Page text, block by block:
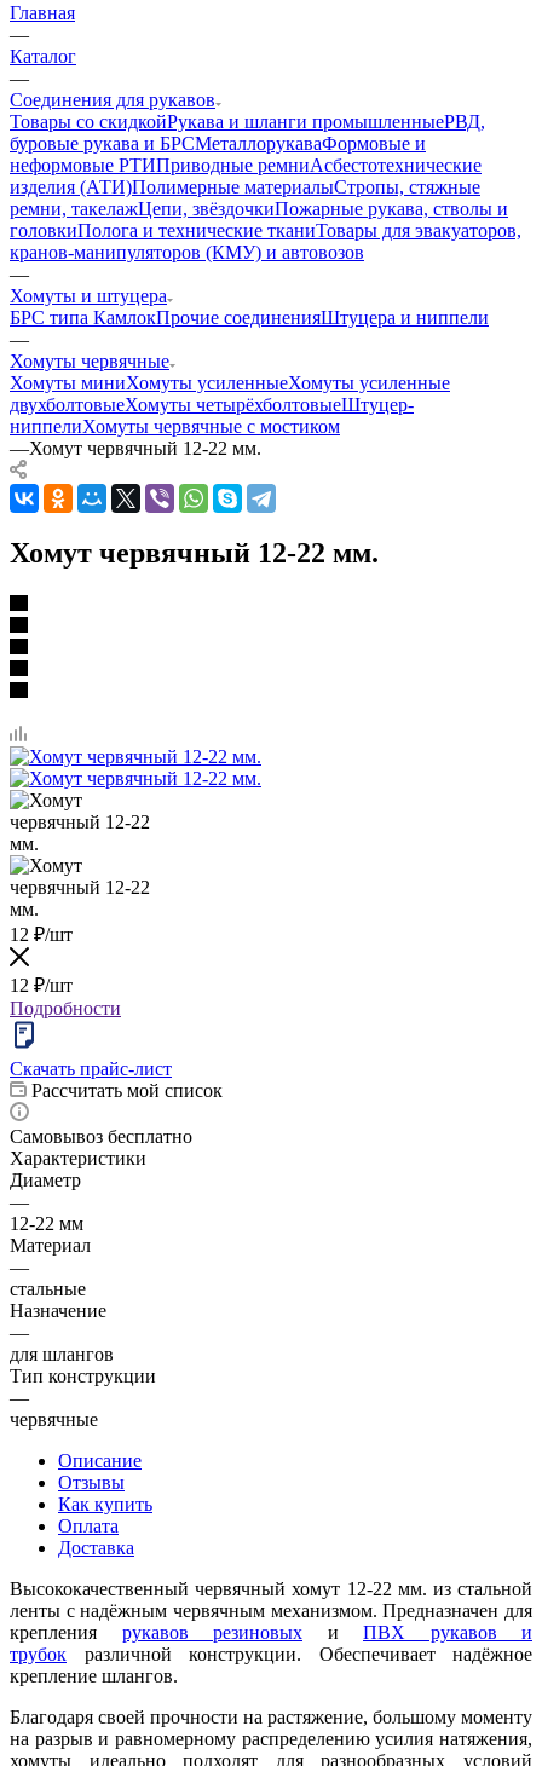
Главная
—
Каталог
—
Соединения для рукавов
Товары со скидкойРукава и шланги промышленныеРВД,
буровые рукава и БРСМеталлорукаваФормовые и
неформовые РТИПриводные ремниАсбестотехнические
изделия (АТИ)Полимерные материалыСтропы, стяжные
ремни, такелажЦепи, звёздочкиПожарные рукава, стволы и
головкиПолога и технические тканиТовары для эвакуаторов,
кранов-манипуляторов (КМУ) и автовозов
—
Хомуты и штуцера
БРС типа КамлокПрочие соединенияШтуцера и ниппели
—
Хомуты червячные
Хомуты миниХомуты усиленныеХомуты усиленные
двухболтовыеХомуты четырёхболтовыеШтуцер-
ниппелиХомуты червячные с мостиком
—Хомут червячный 12-22 мм.
Хомут червячный 12-22 мм.
12 ₽/шт
12 ₽/шт
Подробности
Скачать прайс-лист
Рассчитать мой список
Самовывоз бесплатно
Характеристики
Диаметр
—
12-22 мм
Материал
—
стальные
Назначение
—
для шлангов
Тип конструкции
—
червячные
Описание
Отзывы
Как купить
Оплата
Доставка
Высококачественный червячный хомут 12-22 мм. из стальной
ленты с надёжным червячным механизмом. Предназначен для
крепления рукавов резиновых и ПВХ рукавов и
трубок различной конструкции. Обеспечивает надёжное
крепление шлангов.
Благодаря своей прочности на растяжение, большому моменту
на разрыв и равномерному распределению усилия натяжения,
хомуты идеально подходят для разнообразных условий